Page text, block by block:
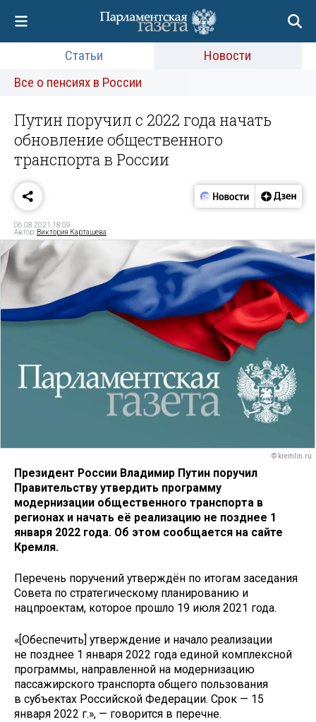
Статьи
Новости
Все о пенсиях в России
Путин поручил с 2022 года начать
обновление общественного
транспорта в России
06.08.2021 18:09
Автор: Виктория Карташева
© kremlin.ru
Президент России Владимир Путин поручил
Правительству утвердить программу
модернизации общественного транспорта в
регионах и начать её реализацию не позднее 1
января 2022 года. Об этом сообщается на сайте
Кремля.
Перечень поручений утверждён по итогам заседания
Совета по стратегическому планированию и
нацпроектам, которое прошло 19 июля 2021 года.
«[Обеспечить] утверждение и начало реализации
не позднее 1 января 2022 года единой комплексной
программы, направленной на модернизацию
пассажирского транспорта общего пользования
в субъектах Российской Федерации. Срок — 15
января 2022 г.», — говорится в перечне.